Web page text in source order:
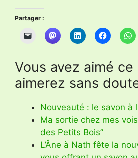
Partager :
Vous avez aimé
aimerez sans
Nouveauté : le savon à
Ma sortie chez mes
des Petits Bois”
L’Âne à Nath fête la